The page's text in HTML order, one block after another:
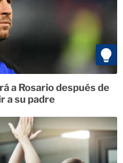
a Rosario después de
a su padre